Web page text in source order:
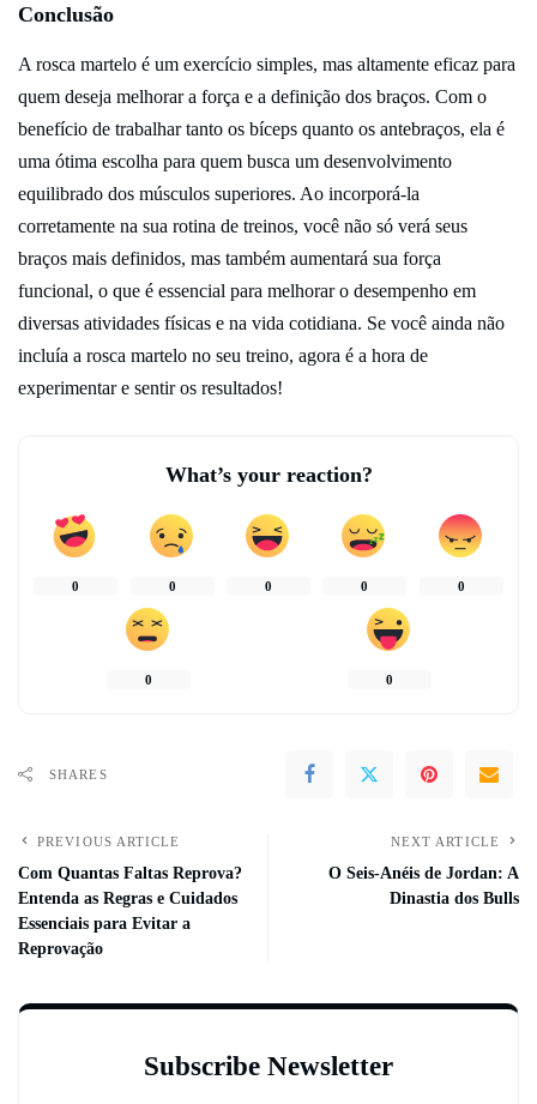
Conclusão
A rosca martelo é um exercício simples, mas altamente eficaz para
quem deseja melhorar a força e a definição dos braços. Com o
benefício de trabalhar tanto os bíceps quanto os antebraços, ela é
uma ótima escolha para quem busca um desenvolvimento
equilibrado dos músculos superiores. Ao incorporá-la
corretamente na sua rotina de treinos, você não só verá seus
braços mais definidos, mas também aumentará sua força
funcional, o que é essencial para melhorar o desempenho em
diversas atividades físicas e na vida cotidiana. Se você ainda não
incluía a rosca martelo no seu treino, agora é a hora de
experimentar e sentir os resultados!
What’s your reaction?
0 0 0 0 0
0 0
SHARES
PREVIOUS ARTICLE
Com Quantas Faltas Reprova?
Entenda as Regras e Cuidados
Essenciais para Evitar a
Reprovação
NEXT ARTICLE
O Seis-Anéis de Jordan: A
Dinastia dos Bulls
Subscribe Newsletter